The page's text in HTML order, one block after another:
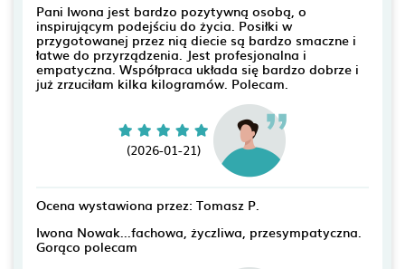
Pani Iwona jest bardzo pozytywną osobą, o
inspirującym podejściu do życia. Posiłki w
przygotowanej przez nią diecie są bardzo smaczne i
łatwe do przyrządzenia. Jest profesjonalna i
empatyczna. Współpraca układa się bardzo dobrze i
już zrzuciłam kilka kilogramów. Polecam.
(2026-01-21)
Ocena wystawiona przez: Tomasz P.
Iwona Nowak...fachowa, życzliwa, przesympatyczna.
Gorąco polecam